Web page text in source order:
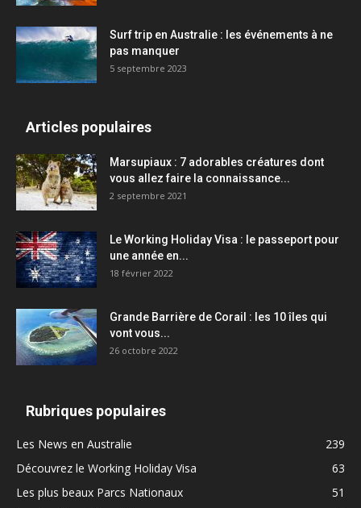
Surf trip en Australie : les événements à ne
pas manquer
5 septembre 2023
Articles populaires
Marsupiaux : 7 adorables créatures dont
vous allez faire la connaissance...
2 septembre 2021
Le Working Holiday Visa : le passeport pour
une année en...
18 février 2022
Grande Barrière de Corail : les 10 îles qui
vont vous...
26 octobre 2022
Rubriques populaires
Les News en Australie
239
Découvrez le Working Holiday Visa
63
Les plus beaux Parcs Nationaux
51